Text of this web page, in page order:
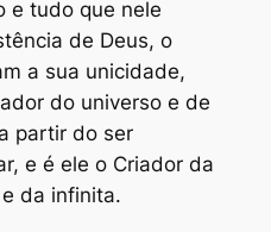
e tudo que nele
de Deus, o
a sua unicidade,
do universo e de
partir do ser
e é ele o Criador da
da infinita.